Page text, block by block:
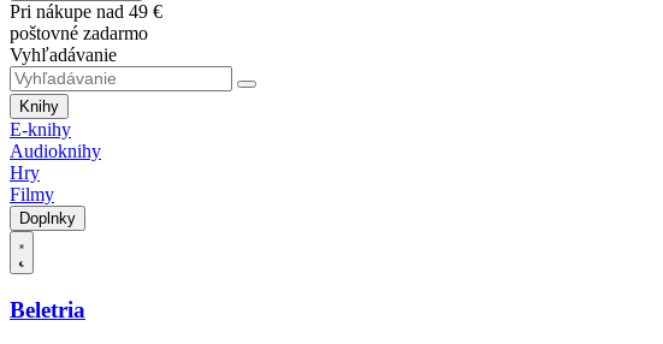
Pri nákupe nad 49 €
poštovné zadarmo
Vyhľadávanie
Knihy
E-knihy
Audioknihy
Hry
Filmy
Doplnky
Beletria